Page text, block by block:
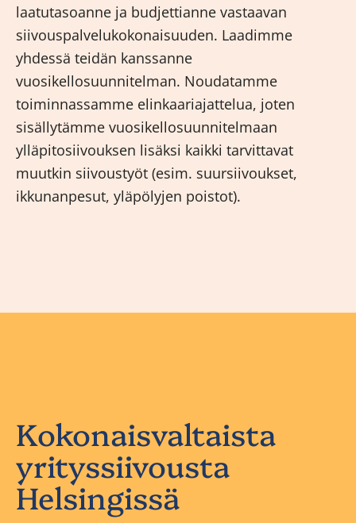
laatutasoanne ja budjettianne vastaavan
siivouspalvelukokonaisuuden. Laadimme
yhdessä teidän kanssanne
vuosikellosuunnitelman. Noudatamme
toiminnassamme elinkaariajattelua, joten
sisällytämme vuosikellosuunnitelmaan
ylläpitosiivouksen lisäksi kaikki tarvittavat
muutkin siivoustyöt (esim. suursiivoukset,
ikkunanpesut, yläpölyjen poistot).
Kokonaisvaltaista
yrityssiivousta
Helsingissä